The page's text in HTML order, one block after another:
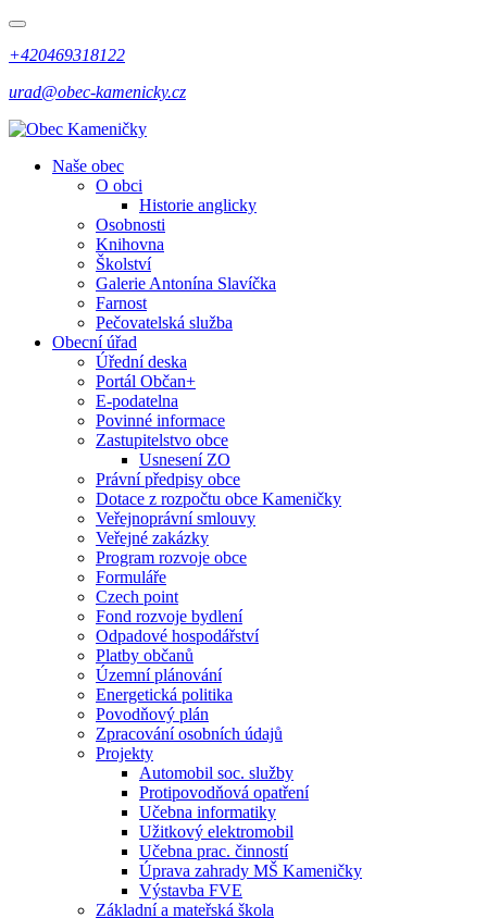
+420469318122
urad@obec-kamenicky.cz
Naše obec
O obci
Historie anglicky
Osobnosti
Knihovna
Školství
Galerie Antonína Slavíčka
Farnost
Pečovatelská služba
Obecní úřad
Úřední deska
Portál Občan+
E-podatelna
Povinné informace
Zastupitelstvo obce
Usnesení ZO
Právní předpisy obce
Dotace z rozpočtu obce Kameničky
Veřejnoprávní smlouvy
Veřejné zakázky
Program rozvoje obce
Formuláře
Czech point
Fond rozvoje bydlení
Odpadové hospodářství
Platby občanů
Územní plánování
Energetická politika
Povodňový plán
Zpracování osobních údajů
Projekty
Automobil soc. služby
Protipovodňová opatření
Učebna informatiky
Užitkový elektromobil
Učebna prac. činností
Úprava zahrady MŠ Kameničky
Výstavba FVE
Základní a mateřská škola